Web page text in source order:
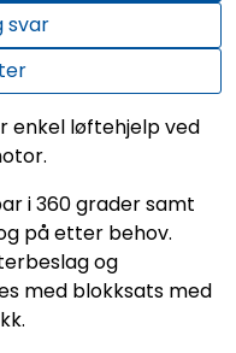
svar
enkel løftehjelp ved
i 360 grader samt
på etter behov.
og
med blokksats med